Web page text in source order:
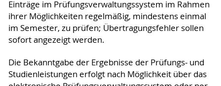
Einträge im Prüfungsverwaltungssystem im Rahmen
ihrer Möglichkeiten regelmäßig, mindestens einmal
im Semester, zu prüfen; Übertragungsfehler sollen
sofort angezeigt werden.
Die Bekanntgabe der Ergebnisse der Prüfungs- und
Studienleistungen erfolgt nach Möglichkeit über das